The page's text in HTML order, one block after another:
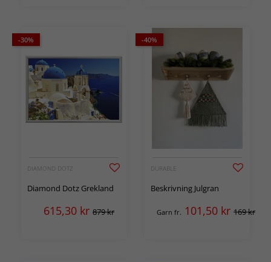
-30%
DIAMOND DOTZ
Diamond Dotz Grekland
615,30 kr 879 kr
-40%
DURABLE
Beskrivning Julgran
Garn fr. 101,50 kr 169 kr